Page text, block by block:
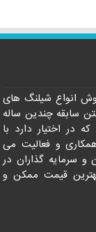
انواع شیلنگ های
سابقه چندین ساله
در اختیار دارد با
و فعالیت می
و سرمایه گذاران در
قیمت ممکن و